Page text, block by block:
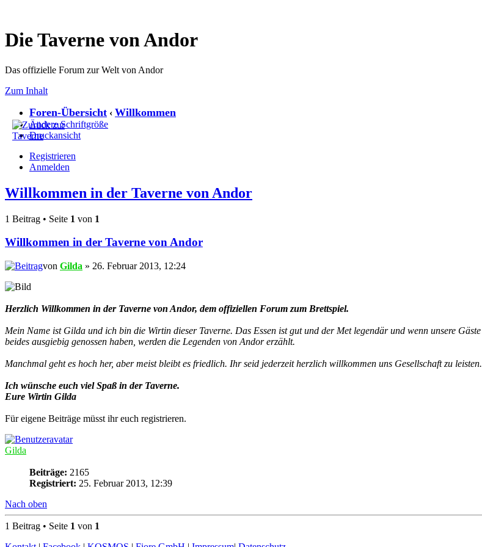
Die Taverne von Andor
Das offizielle Forum zur Welt von Andor
Zum Inhalt
Foren-Übersicht ‹ Willkommen
Ändere Schriftgröße
Druckansicht
Registrieren
Anmelden
Willkommen in der Taverne von Andor
1 Beitrag • Seite 1 von 1
Willkommen in der Taverne von Andor
von Gilda » 26. Februar 2013, 12:24
Herzlich Willkommen in der Taverne von Andor, dem offiziellen Forum zum Brettspiel.
Mein Name ist Gilda und ich bin die Wirtin dieser Taverne. Das Essen ist gut und der Met legendär und wenn unsere Gäste
beides ausgiebig genossen haben, werden die Legenden von Andor erzählt.
Manchmal geht es hoch her, aber meist bleibt es friedlich. Ihr seid jederzeit herzlich willkommen uns Gesellschaft zu leisten.
Ich wünsche euch viel Spaß in der Taverne.
Eure Wirtin Gilda
Für eigene Beiträge müsst ihr euch registrieren.
Gilda
Beiträge: 2165
Registriert: 25. Februar 2013, 12:39
Nach oben
1 Beitrag • Seite 1 von 1